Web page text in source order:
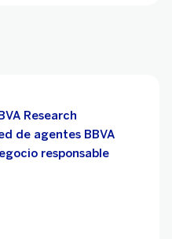
Research
de agentes BBVA
responsable